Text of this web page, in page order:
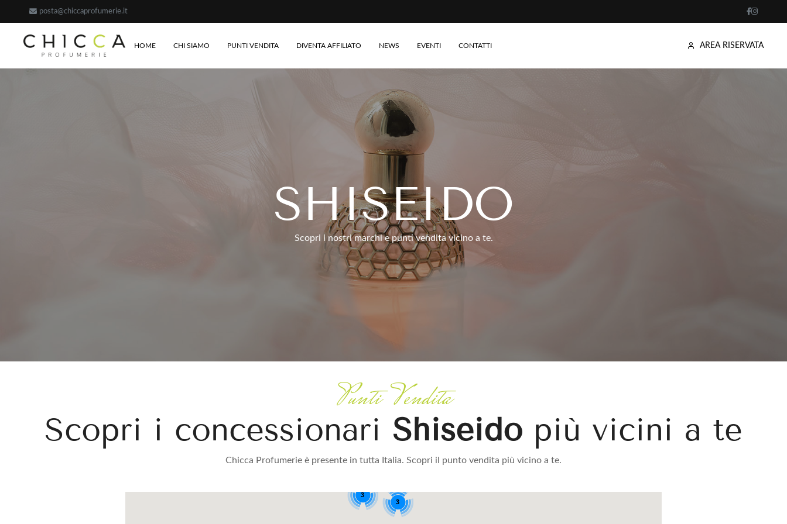
posta@chiccaprofumerie.it
HOME CHI SIAMO PUNTI VENDITA DIVENTA AFFILIATO NEWS EVENTI CONTATTI AREA RISERVATA
SHISEIDO
Scopri i nostri marchi e punti vendita vicino a te.
Punti Vendita
Scopri i concessionari Shiseido più vicini a te
Chicca Profumerie è presente in tutta Italia. Scopri il punto vendita più vicino a te.
3
3
3
3